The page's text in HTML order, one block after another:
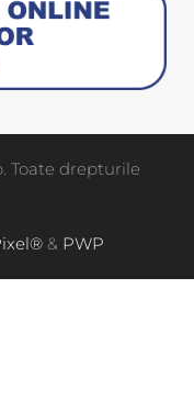
Toate drepturile
& PWP